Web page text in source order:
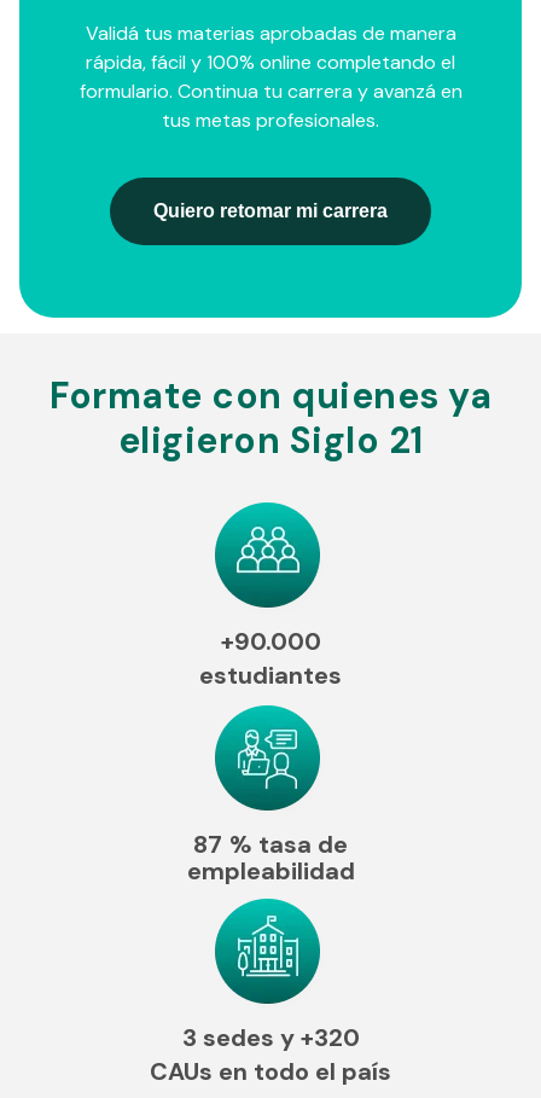
Validá tus materias aprobadas de manera
rápida, fácil y 100% online completando el
formulario. Continua tu carrera y avanzá en
tus metas profesionales.
Quiero retomar mi carrera
Formate con quienes ya
eligieron Siglo 21
+90.000
estudiantes
87 % tasa de
empleabilidad
3 sedes y+320
CAUs en todo el país